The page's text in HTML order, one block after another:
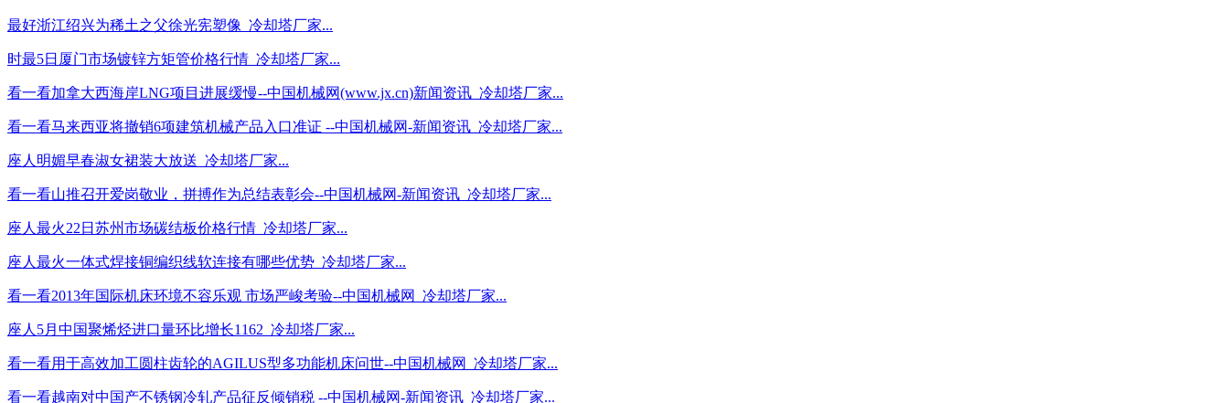
最好浙江绍兴为稀土之父徐光宪塑像_冷却塔厂家...
时最5日厦门市场镀锌方矩管价格行情_冷却塔厂家...
看一看加拿大西海岸LNG项目进展缓慢--中国机械网(www.jx.cn)新闻资讯_冷却塔厂家...
看一看马来西亚将撤销6项建筑机械产品入口准证 --中国机械网-新闻资讯_冷却塔厂家...
座人明媚早春淑女裙装大放送_冷却塔厂家...
看一看山推召开爱岗敬业，拼搏作为总结表彰会--中国机械网-新闻资讯_冷却塔厂家...
座人最火22日苏州市场碳结板价格行情_冷却塔厂家...
座人最火一体式焊接铜编织线软连接有哪些优势_冷却塔厂家...
看一看2013年国际机床环境不容乐观 市场严峻考验--中国机械网_冷却塔厂家...
座人5月中国聚烯烃进口量环比增长1162_冷却塔厂家...
看一看用于高效加工圆柱齿轮的AGILUS型多功能机床问世--中国机械网_冷却塔厂家...
看一看越南对中国产不锈钢冷轧产品征反倾销税 --中国机械网-新闻资讯_冷却塔厂家...